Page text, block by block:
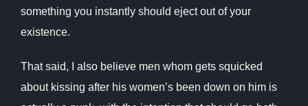
something you instantly should eject out of your
existence.
That said, I also believe men whom gets squicked
about kissing after his women’s been down on him is